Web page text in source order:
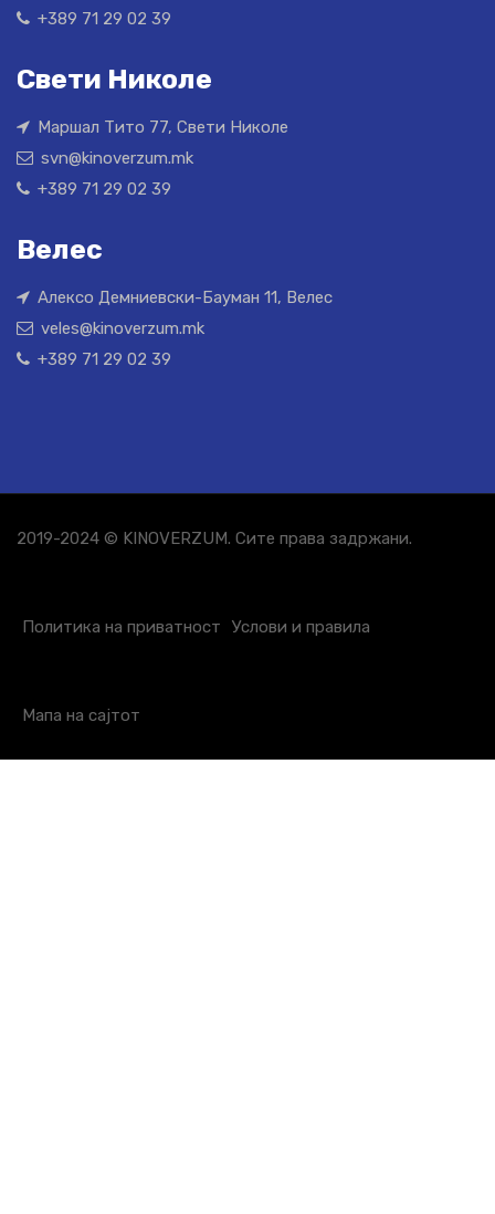
+389 71 29 02 39
Свети Николе
Маршал Тито 77, Свети Николе
svn@kinoverzum.mk
+389 71 29 02 39
Велес
Алексо Демниевски-Бауман 11, Велес
veles@kinoverzum.mk
+389 71 29 02 39
2019-2024 © KINOVERZUM. Сите права задржани.
Политика на приватност Услови и правила
Мапа на сајтот